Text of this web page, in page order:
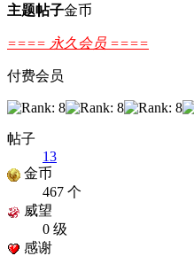
主题帖子金币
==== 永久会员 ====
付费会员
帖子
13
金币
467 个
威望
0 级
感谢